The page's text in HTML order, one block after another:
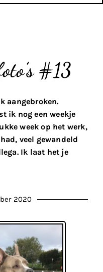
#13
aangebroken.
ik nog een weekje
week op het werk,
veel gewandeld
Ik laat het je
2020